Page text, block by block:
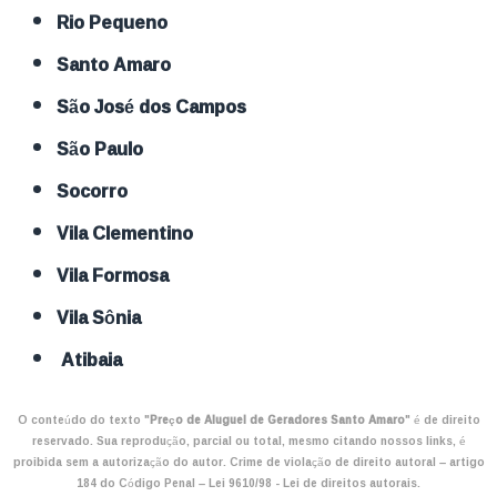
Rio Pequeno
Santo Amaro
São José dos Campos
São Paulo
Socorro
Vila Clementino
Vila Formosa
Vila Sônia
Atibaia
O conteúdo do texto "Preço de Aluguel de Geradores Santo Amaro" é de direito
reservado. Sua reprodução, parcial ou total, mesmo citando nossos links, é
proibida sem a autorização do autor. Crime de violação de direito autoral – artigo
184 do Código Penal –Lei 9610/98 - Lei de direitos autorais.